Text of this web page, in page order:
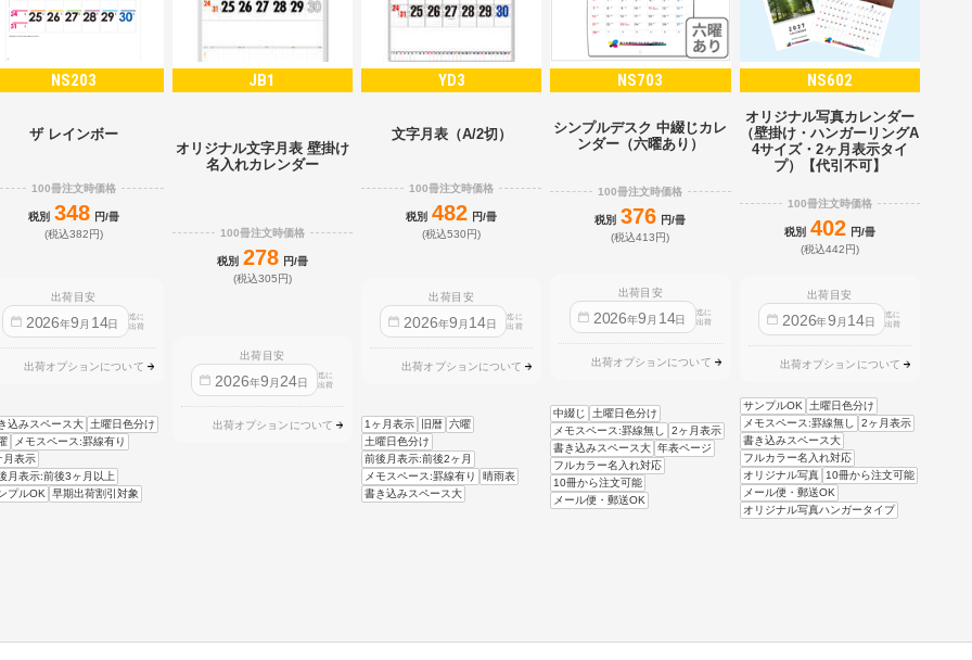
NS203
ザ レインボー
100冊注文時価格
税別 348 円/冊
(税込382円)
出荷目安
2026年9 月 14日
迄に
出荷
出荷オプションについて
込みスペース大
土曜日色分け
メモスペース:罫線有り
月表示
月表示:前後3ヶ月以上
プルOK
早期出荷割引対象
JB1
オリジナル文字月表 壁掛け
名入れカレンダー
100冊注文時価格
税別 278 円/冊
(税込305円)
出荷目安
2026年9 月 24日
迄に
出荷
出荷オプションについて
YD3
文字月表（A/2切）
100冊注文時価格
税別 482 円/冊
(税込530円)
出荷目安
2026年9 月 14日
迄に
出荷
出荷オプションについて
1ヶ月表示 旧暦 六曜
土曜日色分け
前後月表示:前後2ヶ月
メモスペース:罫線有り
晴雨表
書き込みスペース大
NS703
シンプルデスク 中綴じカレ
ンダー（六曜あり）
100冊注文時価格
税別 376 円/冊
(税込413円)
出荷目安
2026年9 月 14日
迄に
出荷
出荷オプションについて
中綴じ
土曜日色分け
メモスペース:罫線無し
2ヶ月表示
書き込みスペース大 年表ページ
フルカラー名入れ対応
10冊から注文可能
メール便・郵送OK
NS602
オリジナル写真カレンダー
（壁掛け・ハンガーリングA
4サイズ・2ヶ月表示タイ
プ）【代引不可】
100冊注文時価格
税別 402 円/冊
(税込442円)
出荷目安
2026年9 月 14日
迄に
出荷
出荷オプションについて
サンプルOK 土曜日色分け
メモスペース:罫線無し
2ヶ月表示
書き込みスペース大
フルカラー名入れ対応
オリジナル写真 10冊から注文可能
メール便・郵送OK
オリジナル写真ハンガータイプ